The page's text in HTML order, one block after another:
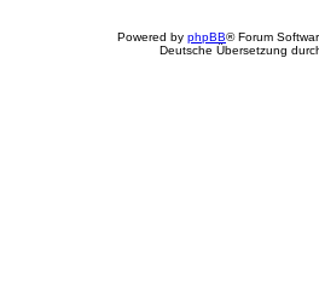
Powered by phpBB® Forum
Deutsche Übersetzung